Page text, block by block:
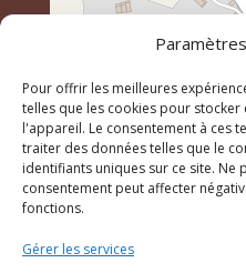
Pour offrir les meilleures
telles que les cookies pour
l'appareil. Le consentement à ces
traiter des données telles que le
identifiants uniques sur ce site. Ne
consentement peut affecter
fonctions.
Gérer les services
Leaflet